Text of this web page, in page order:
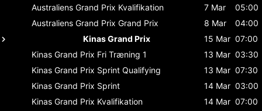
Australiens Grand Prix Kvalifikation 7 Mar
05:00
Australiens Grand Prix Grand Prix 8 Mar
04:00
Kinas Grand Prix
15 Mar 07:00
Kinas Grand Prix Fri Træning 1 13 Mar 03:30
Kinas Grand Prix Sprint Qualifying 13 Mar 07:30
Kinas Grand Prix Sprint 14 Mar 03:00
Kinas Grand Prix Kvalifikation 14 Mar 07:00